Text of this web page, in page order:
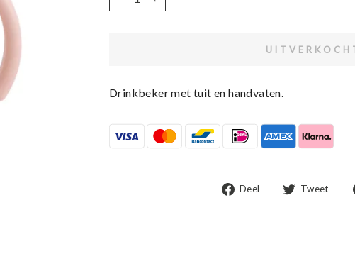
− +
Drinkbeker met tuit en handvaten.
Deel
Deel
Tweet